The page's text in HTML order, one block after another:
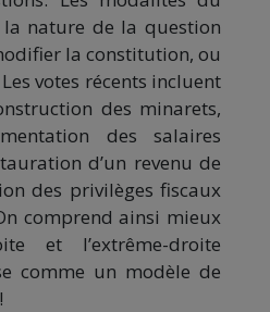
nature de la question
la constitution, ou
votes récents incluent
des minarets,
des salaires
d’un revenu de
des privilèges fiscaux
comprend ainsi mieux
et l’extrême-droite
comme un modèle de